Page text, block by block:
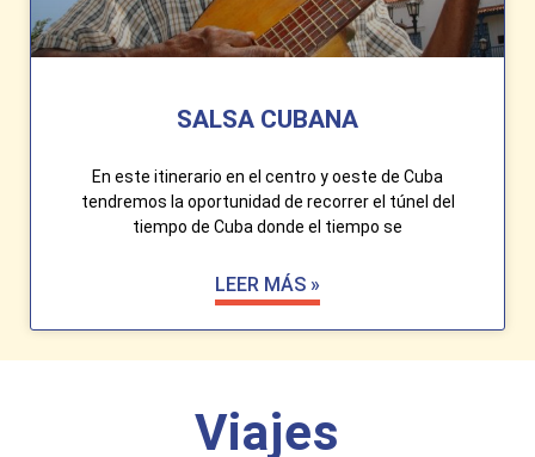
SALSA CUBANA
En este itinerario en el centro y oeste de Cuba
tendremos la oportunidad de recorrer el túnel del
tiempo de Cuba donde el tiempo se
LEER MÁS »
Viajes